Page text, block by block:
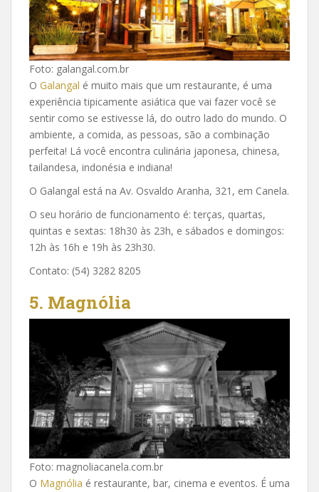
Foto: galangal.com.br
O Galangal é muito mais que um restaurante, é uma
experiência tipicamente asiática que vai fazer você se
sentir como se estivesse lá, do outro lado do mundo. O
ambiente, a comida, as pessoas, são a combinação
perfeita! Lá você encontra culinária japonesa, chinesa,
tailandesa, indonésia e indiana!
O Galangal está na Av. Osvaldo Aranha, 321, em Canela.
O seu horário de funcionamento é: terças, quartas,
quintas e sextas: 18h30 às 23h, e sábados e domingos:
12h às 16h e 19h às 23h30.
Contato: (54) 3282 8205
5. Magnólia
Foto: magnoliacanela.com.br
O Magnólia é restaurante, bar, cinema e eventos. É uma